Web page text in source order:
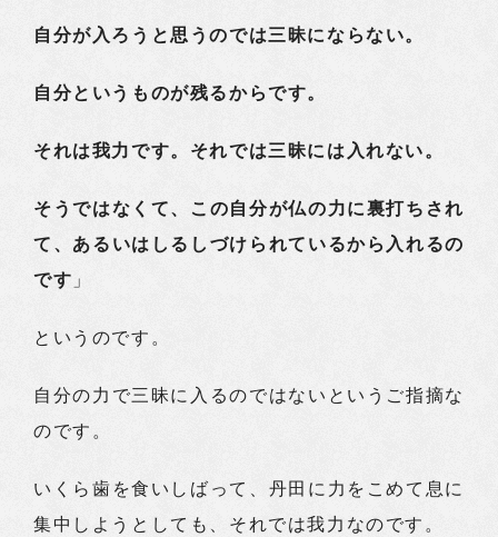
自分が入ろうと思うのでは三昧にならない。
自分というものが残るからです。
それは我力です。それでは三昧には入れない。
そうではなくて、この自分が仏の力に裏打ちされ
て、あるいはしるしづけられているから入れるの
です 」
というのです。
自分の力で三昧に入るのではないというご指摘な
のです。
いくら歯を食いしばって、丹田に力をこめて息に
集中しようとしても、それでは我力なのです。